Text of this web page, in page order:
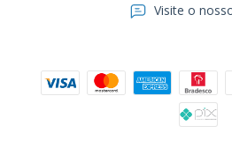
Visite o